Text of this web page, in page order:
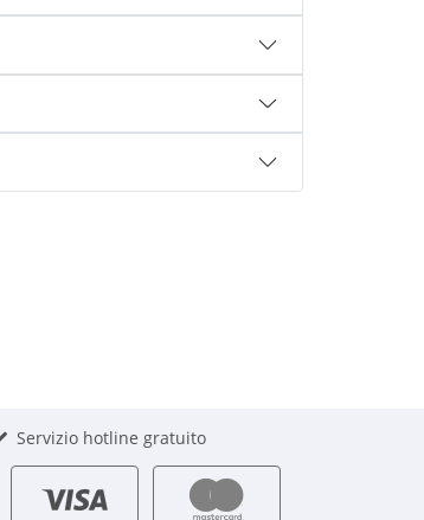
Servizio hotline gratuito